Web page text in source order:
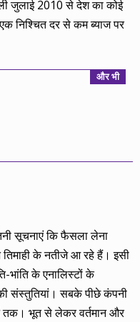
जुलाई 2010 से देश का कोई
निश्चित दर से कम ब्याज पर
और भी
सूचनाएं कि फैसला लेना
के नतीजे आ रहे हैं। इसी
के एनालिस्टों के
संस्तुतियां। सबके पीछे कंपनी
तक। भूत से लेकर वर्तमान और